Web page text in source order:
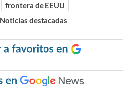
frontera de EEUU
Noticias destacadas